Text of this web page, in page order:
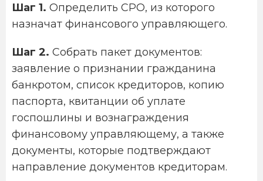
Шаг 1. Определить СРО, из которого
назначат финансового управляющего.
Шаг 2. Собрать пакет документов:
заявление о признании гражданина
банкротом, список кредиторов, копию
паспорта, квитанции об уплате
госпошлины и вознаграждения
финансовому управляющему, а также
документы, которые подтверждают
направление документов кредиторам.